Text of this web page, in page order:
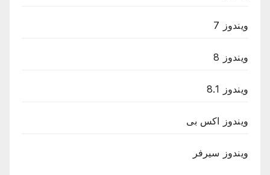
ويندوز 7
ويندوز 8
ويندوز 8.1
ويندوز اكس بى
ويندوز سيرفر